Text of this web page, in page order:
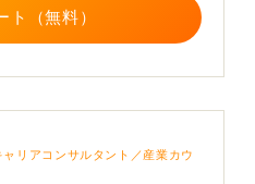
ト（無料）
ャリアコンサルタント／産業カウ